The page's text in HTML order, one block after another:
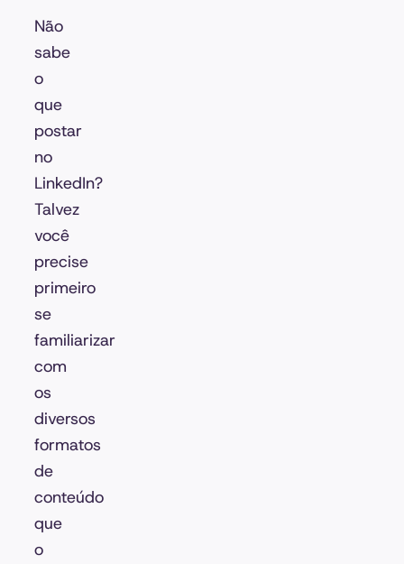
Não
sabe
o
que
postar
no
LinkedIn?
Talvez
você
precise
primeiro
se
familiarizar
com
os
diversos
formatos
de
conteúdo
que
o